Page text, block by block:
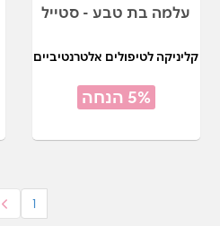
עלמה בת טבע - סטייל
קליניקה לטיפולים אלטרנטיביים
5% הנחה
1